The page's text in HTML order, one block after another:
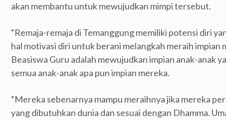
akan membantu untuk mewujudkan mimpi tersebut.
“Remaja-remaja di Temanggung memiliki potensi diri
hal motivasi diri untuk berani melangkah meraih impian
Beasiswa Guru adalah mewujudkan impian anak-anak
semua anak-anak apa pun impian mereka.
“Mereka sebenarnya mampu meraihnya jika mereka
yang dibutuhkan dunia dan sesuai dengan Dhamma.